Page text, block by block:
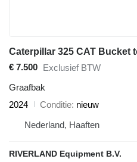
Caterpillar 325 CAT Bucket
€ 7.500 Exclusief BTW
Graafbak
2024
Conditie nieuw
Nederland, Haaften
RIVERLAND Equipment B.V.